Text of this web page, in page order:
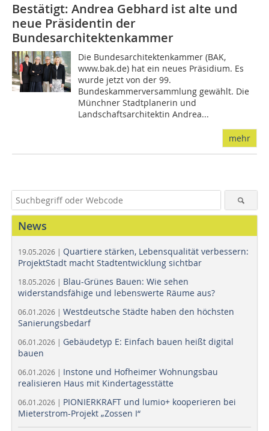
Bestätigt: Andrea Gebhard ist alte und
neue Präsidentin der
Bundesarchitektenkammer
Die Bundesarchitektenkammer (BAK,
www.bak.de) hat ein neues Präsidium. Es
wurde jetzt von der 99.
Bundeskammerversammlung gewählt. Die
Münchner Stadtplanerin und
Landschaftsarchitektin Andrea...
mehr
News
19.05.2026 | Quartiere stärken, Lebensqualität verbessern:
ProjektStadt macht Stadtentwicklung sichtbar
18.05.2026 | Blau-Grünes Bauen: Wie sehen
widerstandsfähige und lebenswerte Räume aus?
06.01.2026 | Westdeutsche Städte haben den höchsten
Sanierungsbedarf
06.01.2026 | Gebäudetyp E: Einfach bauen heißt digital
bauen
06.01.2026 | Instone und Hofheimer Wohnungsbau
realisieren Haus mit Kindertagesstätte
06.01.2026 | PIONIERKRAFT und lumio+ kooperieren bei
Mieterstrom-Projekt „Zossen I“